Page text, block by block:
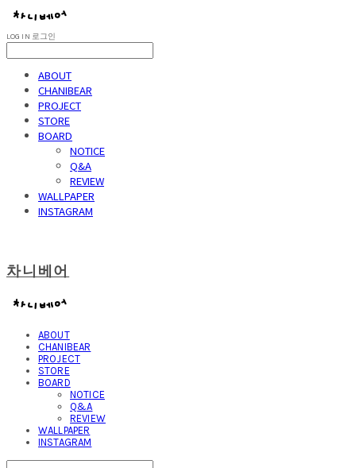
LOG IN 로그인
ABOUT
CHANIBEAR
PROJECT
STORE
BOARD
NOTICE
Q&A
REVIEW
WALLPAPER
INSTAGRAM
차니베어
ABOUT
CHANIBEAR
PROJECT
STORE
BOARD
NOTICE
Q&A
REVIEW
WALLPAPER
INSTAGRAM